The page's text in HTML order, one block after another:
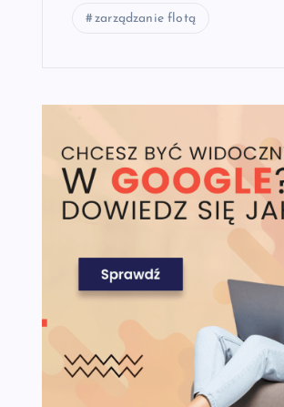
zarządzanie flotą